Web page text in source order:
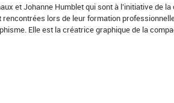
et Johanne Humblet qui sont à l’initiative de
rencontrées lors de leur formation
Elle est la créatrice graphique de la